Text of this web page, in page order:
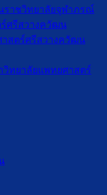
ราชวิทยาลัยจุฬาภรณ์
ศรีสวางควัฒน
สตร์ศรีสวางควัฒน
ทยาลัยแพทยศาสตร์